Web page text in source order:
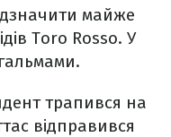
майже
Toro Rosso. У
трапився на
відправився